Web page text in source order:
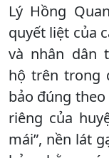
Lý Hồng
quyết liệt của
và nhân dân
hộ trên trong
bảo đúng
riêng của
mái”, nền lát